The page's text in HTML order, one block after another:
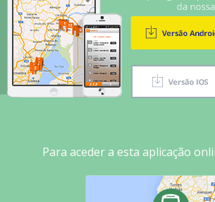
Para aceder a esta aplicação